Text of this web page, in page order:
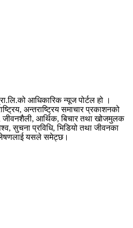
आधिकारिक न्यूज पोर्टल हो ।
अन्तराष्ट्रिय समाचार प्रकाशनको
आर्थिक, बिचार तथा खोजमुलक
सुचना प्रविधि, भिडियो तथा जीवनका
यसले समेट्छ।